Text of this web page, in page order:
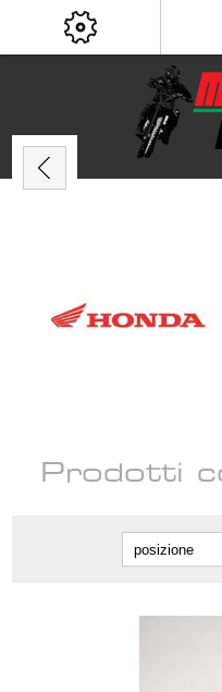
Prodotti